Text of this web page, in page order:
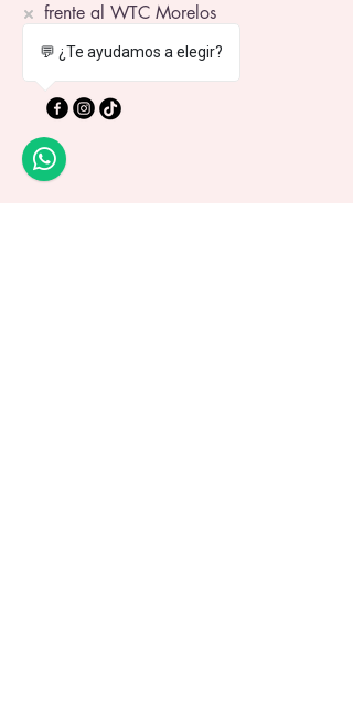
frente al WTC Morelos
💬 ¿Te ayudamos a elegir?